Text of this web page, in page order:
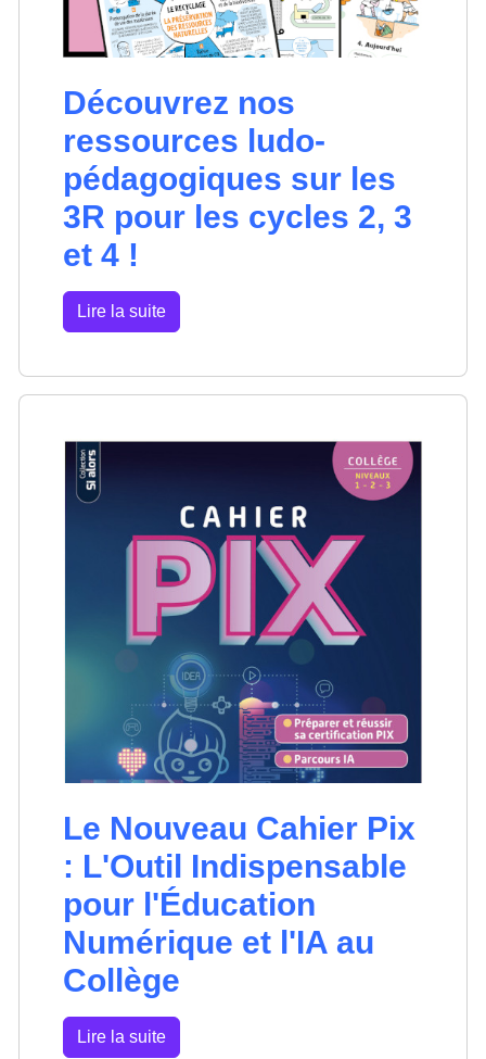
Découvrez nos
ressources ludo-
pédagogiques sur les
3R pour les cycles 2, 3
et 4 !
Lire la suite
Le Nouveau Cahier Pix
: L'Outil Indispensable
pour l'Éducation
Numérique et l'IA au
Collège
Lire la suite